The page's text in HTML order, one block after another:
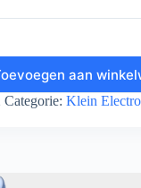
aan
Categorie: Klein Electro